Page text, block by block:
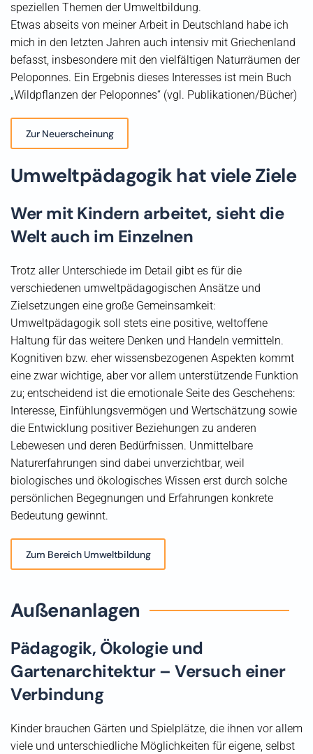
speziellen Themen der Umweltbildung.
Etwas abseits von meiner Arbeit in Deutschland habe ich
mich in den letzten Jahren auch intensiv mit Griechenland
befasst, insbesondere mit den vielfältigen Naturräumen der
Peloponnes. Ein Ergebnis dieses Interesses ist mein Buch
„Wildpflanzen der Peloponnes“ (vgl. Publikationen/Bücher)
Zur Neuerscheinung
Umweltpädagogik hat viele Ziele
Wer mit Kindern arbeitet, sieht die
Welt auch im Einzelnen
Trotz aller Unterschiede im Detail gibt es für die
verschiedenen umweltpädagogischen Ansätze und
Zielsetzungen eine große Gemeinsamkeit:
Umweltpädagogik soll stets eine positive, weltoffene
Haltung für das weitere Denken und Handeln vermitteln.
Kognitiven bzw. eher wissensbezogenen Aspekten kommt
eine zwar wichtige, aber vor allem unterstützende Funktion
zu; entscheidend ist die emotionale Seite des Geschehens:
Interesse, Einfühlungsvermögen und Wertschätzung sowie
die Entwicklung positiver Beziehungen zu anderen
Lebewesen und deren Bedürfnissen. Unmittelbare
Naturerfahrungen sind dabei unverzichtbar, weil
biologisches und ökologisches Wissen erst durch solche
persönlichen Begegnungen und Erfahrungen konkrete
Bedeutung gewinnt.
Zum Bereich Umweltbildung
Außenanlagen
Pädagogik, Ökologie und
Gartenarchitektur – Versuch einer
Verbindung
Kinder brauchen Gärten und Spielplätze, die ihnen vor allem
viele und unterschiedliche Möglichkeiten für eigene, selbst